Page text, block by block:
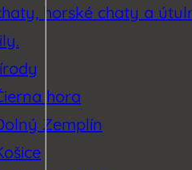
horské chaty a
hora
Zemplín